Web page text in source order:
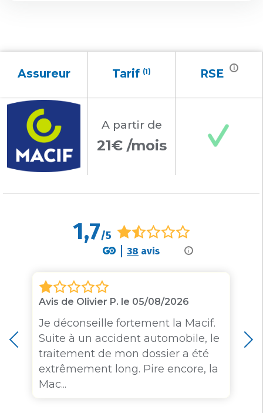
Assureur Tarif (1) RSE i
A partir de
21€ /mois
i
1,7/5
38 avis
Avis de Olivier P. le 05/08/2026
Je déconseille fortement la Macif.
Suite à un accident automobile, le
traitement de mon dossier a été
extrêmement long. Pire encore, la
Mac...